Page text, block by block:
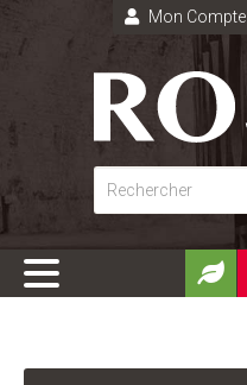
Mon Compte
Connexion
Inscription